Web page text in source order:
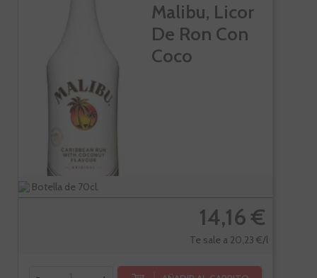
Malibu, Licor
De Ron Con
Coco
Botella de 70cl.
14,16 €
Te sale a 20,23 €/l